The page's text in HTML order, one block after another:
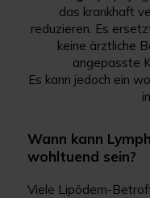
das krankhaft
reduzieren. Es
keine ärztliche
angepasste
Es kann jedoch ein
Wann kann
wohltuend sein?
Viele Lipödem-